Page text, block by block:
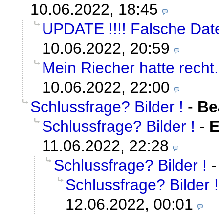
10.06.2022, 18:45
UPDATE !!!! Falsche
10.06.2022, 20:59
Mein Riecher hatte
10.06.2022, 22:00
Schlussfrage? Bilder ! -
Schlussfrage? Bilder ! -
11.06.2022, 22:28
Schlussfrage? Bilder !
Schlussfrage? Bilder !
12.06.2022, 00:01